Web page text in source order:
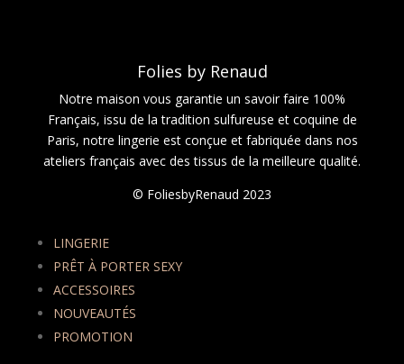
Folies by Renaud
Notre maison vous garantie un savoir faire 100%
Français, issu de la tradition sulfureuse et coquine de
Paris, notre lingerie est conçue et fabriquée dans nos
ateliers français avec des tissus de la meilleure qualité.
© FoliesbyRenaud 2023
LINGERIE
PRÊT À PORTER SEXY
ACCESSOIRES
NOUVEAUTÉS
PROMOTION